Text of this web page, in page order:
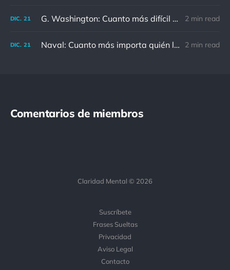
DIC. 21 G. Washington: Cuanto más difícil es el conflicto, mayor es el triunfo. 2 min read
DIC. 21 Naval: Cuanto más importa quién lo ha dicho, menos importa en realidad 2 min read
Comentarios de miembros
Claridad Mental © 2026
Suscríbete
Frases Sueltas
Privacidad
Aviso Legal
Contacto